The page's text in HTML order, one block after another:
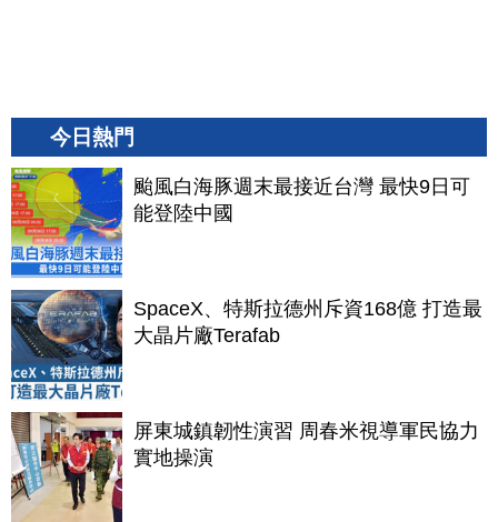
今日熱門
颱風白海豚週末最接近台灣 最快9日可
能登陸中國
SpaceX、特斯拉德州斥資168億 打造最
大晶片廠Terafab
屏東城鎮韌性演習 周春米視導軍民協力
實地操演